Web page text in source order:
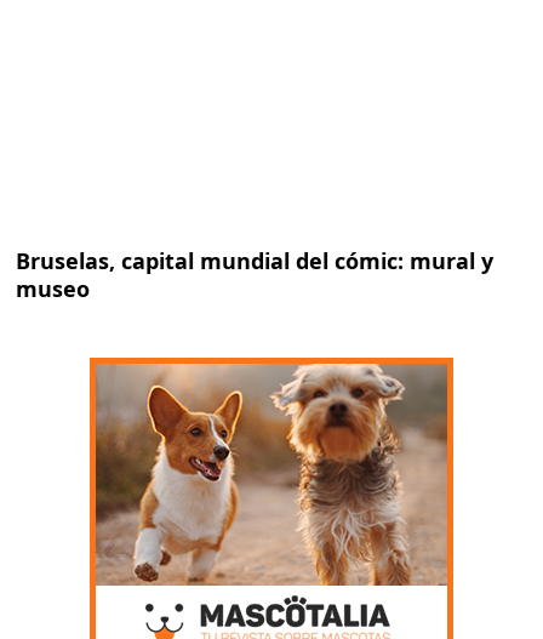
Bruselas, capital mundial del cómic: mural y
museo